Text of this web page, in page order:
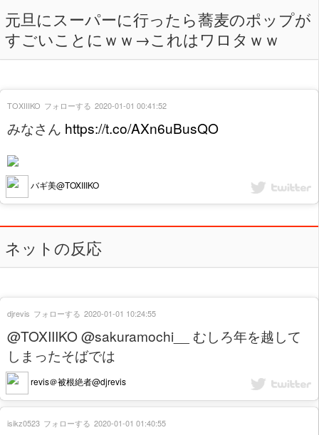
元旦にスーパーに行ったら蕎麦のポップが
すごいことにｗｗ→これはワロタｗｗ
みなさん https://t.co/AXn6uBusQO
バギ美@TOXIIIKO
TOXIIIKO フォローする 2020-01-01 00:41:52
ネットの反応
@TOXIIIKO @sakuramochi__ むしろ年を越して
しまったそばでは
revis＠被根絶者@djrevis
djrevis フォローする 2020-01-01 10:24:55
isikz0523 フォローする 2020-01-01 01:40:55